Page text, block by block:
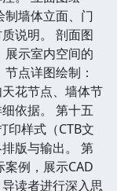
墙体立面、门
说明。 剖面图
展示室内空间的
点详图绘制：
花节点、墙体节
依据。 第十五
印样式（CTB文
版与输出。 第
例，展示CAD
读者进行深入思